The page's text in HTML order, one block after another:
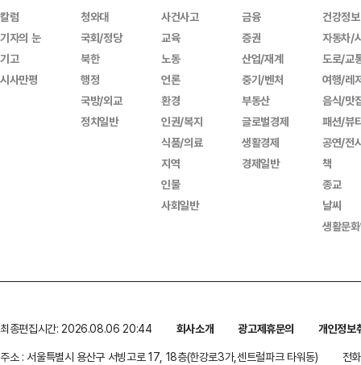
칼럼
기자의 눈
기고
시사만평
청와대
국회/정당
북한
행정
국방/외교
정치일반
사건사고
교육
노동
언론
환경
인권/복지
식품/의료
지역
인물
사회일반
금융
증권
산업/재계
중기/벤처
부동산
글로벌경제
생활경제
경제일반
건강정보
자동차/
도로/교
여행/레
음식/맛
패션/뷰
공연/전
책
종교
날씨
생활문
최종편집시간: 2026.08.06 20:44 회사소개 광고제휴문의
개인정보
주소 : 서울특별시 용산구 서빙고로 17, 18층(한강로3가,센트럴파크 타워동)
전